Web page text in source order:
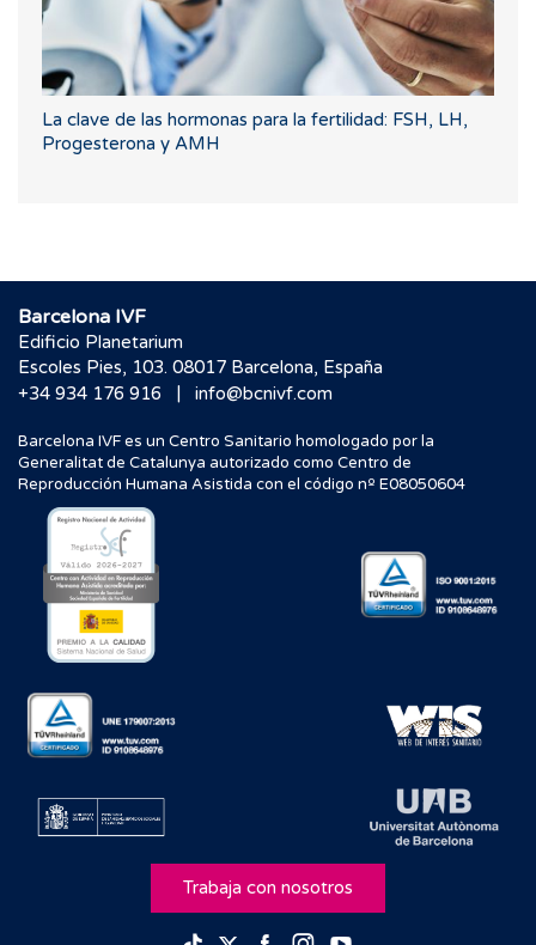
La clave de las hormonas para la fertilidad: FSH, LH,
Progesterona y AMH
Barcelona IVF
Edificio Planetarium
Escoles Pies, 103. 08017 Barcelona, España
+34 934 176 916
| info@bcnivf.com
Barcelona IVF es un Centro Sanitario homologado por la
Generalitat de Catalunya autorizado como Centro de
Reproducción Humana Asistida con el código nº E08050604
Trabaja con nosotros